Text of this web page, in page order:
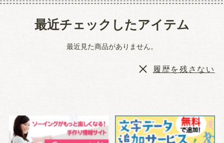
最近チェックしたアイテム
最近見た商品がありません。
履歴を残さない